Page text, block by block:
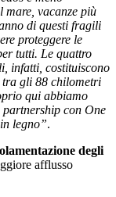
vacanze più
di questi fragili
proteggere le
tutti. Le quattro
infatti, costituiscono
gli 88 chilometri
qui abbiamo
con One
legno”.
degli
afflusso